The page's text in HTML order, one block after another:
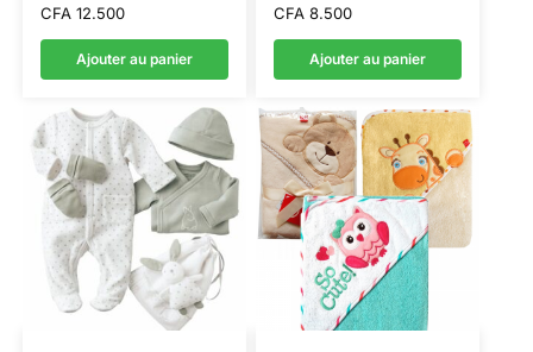
CFA12.500
Ajouter au panier
CFA8.500
Ajouter au panier